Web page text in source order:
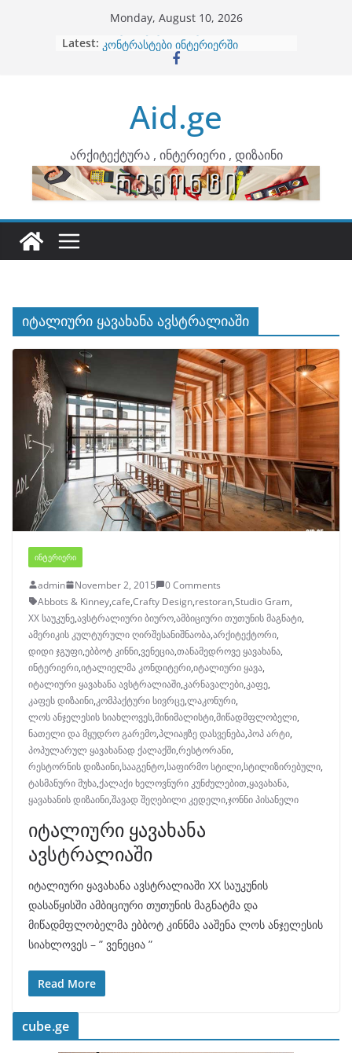
Monday, August 10, 2026
Latest: ბინების გაერთიანება
კონტრასტები ინტერიერში
ინტერიერის დიზიანი
არტემიდი წარმოგიდგენთ
Aid.ge
არქიტექტურა , ინტერიერი , დიზაინი
იტალიური ყავახანა ავსტრალიაში
ᲘᲜᲢᲔᲠᲘᲔᲠᲘ
admin November 2, 2015
0 Comments
Abbots & Kinney,cafe,Crafty Design,restoran,Studio Gram,
XX საუკუნე,ავსტრალიური ბიურო,ამბიციური თუთუნის მაგნატი,
ამერიკის კულტურული ღირშესანიშნაობა,არქიტექტორი,
დიდი ჯგუფი,ებბოტ კინნი,ვენეცია,თანამედროვე ყავახანა,
ინტერიერი,იტალიელმა კონდიტერი,იტალიური ყავა,
იტალიური ყავახანა ავსტრალიაში,კარნავალები,კაფე,
კაფეს დიზაინი,კომპაქტური სივრცე,ლაკონური,
ლოს ანჯელესის სიახლოვეს,მინიმალისტი,მიწადმფლობელი,
ნათელი და მყუდრო გარემო,პლიაჟზე დასვენება,პოპ არტი,
პოპულარულ ყავახანად ქალაქში,რესტორანი,
რესტორნის დიზაინი,სააგენტო,საფირმო სტილი,სტილიზირებული,
ტასმანური მუხა,ქალაქი ხელოვნური კუნძულებით,ყავახანა,
ყავახანის დიზაინი,შავად შეღებილი კედელი,ჯონნი პისანელი
იტალიური ყავახანა
ავსტრალიაში
იტალიური ყავახანა ავსტრალიაში XX საუკუნის
დასაწყისში ამბიციური თუთუნის მაგნატმა და
მიწადმფლობელმა ებბოტ კინნმა ააშენა ლოს ანჯელესის
სიახლოვეს – ” ვენეცია ”
Read More
cube.ge